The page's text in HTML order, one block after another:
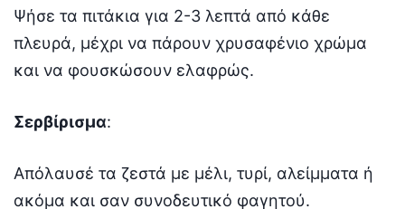
Ψήσε τα πιτάκια για 2-3 λεπτά από κάθε
πλευρά, μέχρι να πάρουν χρυσαφένιο χρώμα
και να φουσκώσουν ελαφρώς.
Σερβίρισμα:
Απόλαυσέ τα ζεστά με μέλι, τυρί, αλείμματα ή
ακόμα και σαν συνοδευτικό φαγητού.